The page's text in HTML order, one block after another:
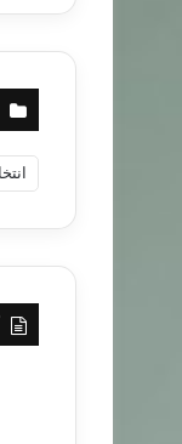
ه
ت
ض